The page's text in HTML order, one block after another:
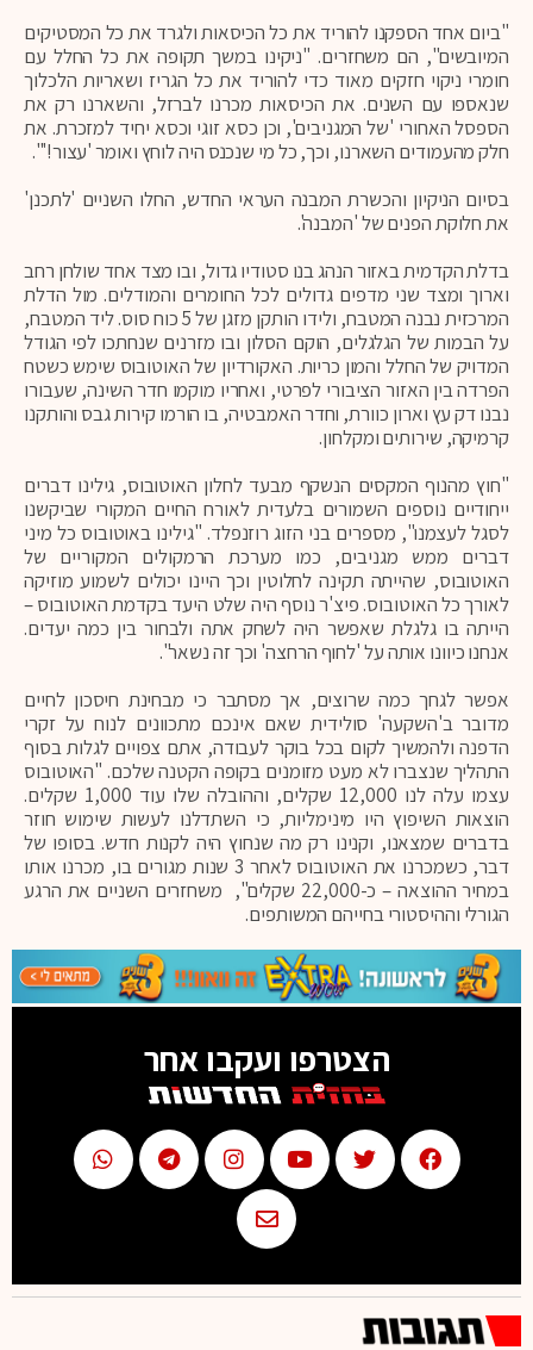
"ביום אחד הספקנו להוריד את כל הכיסאות ולגרד את כל המסטיקים
המיובשים", הם משחזרים. "ניקינו במשך תקופה את כל החלל עם
חומרי ניקוי חזקים מאוד כדי להוריד את כל הגריז ושאריות הלכלוך
שנאספו עם השנים. את הכיסאות מכרנו לברזל, והשארנו רק את
הספסל האחורי 'של המגניבים', וכן כסא זוגי וכסא יחיד למזכרת. את
חלק מהעמודים השארנו, וכך, כל מי שנכנס היה לוחץ ואומר 'עצור!'".
בסיום הניקיון והכשרת המבנה העראי החדש, החלו השניים 'לתכנן'
את חלוקת הפנים של 'המבנה'.
בדלת הקדמית באזור הנהג בנו סטודיו גדול, ובו מצד אחד שולחן רחב
וארוך ומצד שני מדפים גדולים לכל החומרים והמודלים. מול הדלת
המרכזית נבנה המטבח, ולידו הותקן מזגן של 5 כוח סוס. ליד המטבח,
על הבמות של הגלגלים, הוקם הסלון ובו מזרנים שנחתכו לפי הגודל
המדויק של החלל והמון כריות. האקורדיון של האוטובוס שימש כשטח
הפרדה בין האזור הציבורי לפרטי, ואחריו מוקמו חדר השינה, שעבורו
נבנו דק עץ וארון כוורת, וחדר האמבטיה, בו הורמו קירות גבס והותקנו
קרמיקה, שירותים ומקלחון.
"חוץ מהנוף המקסים הנשקף מבעד לחלון האוטובוס, גילינו דברים
ייחודיים נוספים השמורים בלעדית לאורח החיים המקורי שביקשנו
לסגל לעצמנו", מספרים בני הזוג רוזנפלד. "גילינו באוטובוס כל מיני
דברים ממש מגניבים, כמו מערכת הרמקולים המקוריים של
האוטובוס, שהייתה תקינה לחלוטין וכך היינו יכולים לשמוע מוזיקה
לאורך כל האוטובוס. פיצ'ר נוסף היה שלט היעד בקדמת האוטובוס –
הייתה בו גלגלת שאפשר היה לשחק אתה ולבחור בין כמה יעדים.
אנחנו כיוונו אותה על 'לחוף הרחצה' וכך זה נשאר".
אפשר לגחך כמה שרוצים, אך מסתבר כי מבחינת חיסכון לחיים
מדובר ב'השקעה' סולידית שאם אינכם מתכוונים לנוח על זקרי
הדפנה ולהמשיך לקום בכל בוקר לעבודה, אתם צפויים לגלות בסוף
התהליך שנצברו לא מעט מזומנים בקופה הקטנה שלכם. "האוטובוס
עצמו עלה לנו 12,000 שקלים, וההובלה שלו עוד 1,000 שקלים.
הוצאות השיפוץ היו מינימליות, כי השתדלנו לעשות שימוש חוזר
בדברים שמצאנו, וקנינו רק מה שנחוץ היה לקנות חדש. בסופו של
דבר, כשמכרנו את האוטובוס לאחר 3 שנות מגורים בו, מכרנו אותו
במחיר ההוצאה – כ-22,000 שקלים", משחזרים השניים את הרגע
הגורלי וההיסטורי בחייהם המשותפים.
הצטרפו ועקבו אחר